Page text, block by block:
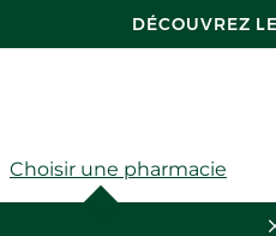
DÉCOUVREZ
Choisir une pharmacie